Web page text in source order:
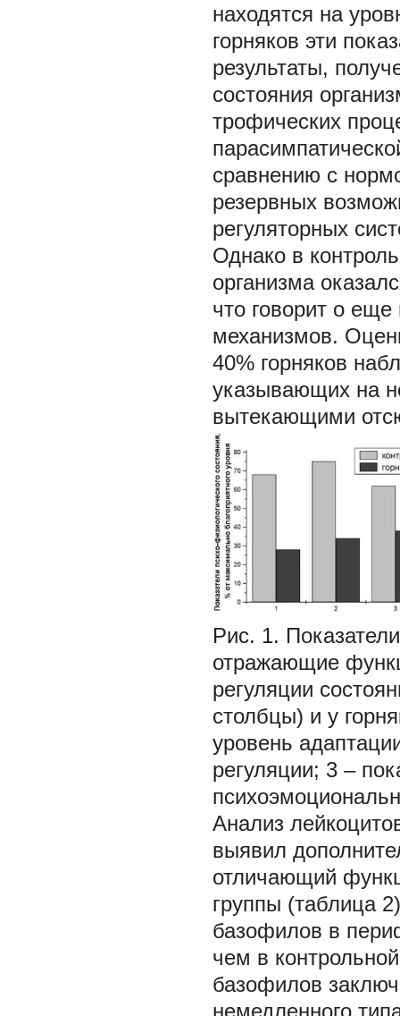
находятся на
горняков эти
результаты,
состояния
трофических
сравнению с
резервных
регуляторных
Однако в
организма
что говорит о еще
механизмов.
40% горняков
указывающих на
вытекающими
Рис. 1.
отражающие
регуляции
столбцы) и у
уровень
регуляции; 3 –
Анализ
выявил
отличающий
группы (таблица
базофилов в
чем в
базофилов
немедленного